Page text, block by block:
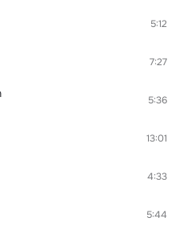
5:12
7:27
5:36
13:01
4:33
5:44